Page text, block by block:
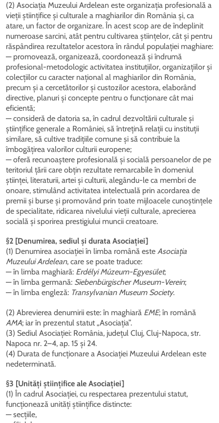
(2) Asociația Muzeului Ardelean este organizația profesională a
vieții științifice și culturale a maghiarilor din România și, ca
atare, un factor de organizare. În acest scop are de îndeplinit
numeroase sarcini, atât pentru cultivarea științelor, cât și pentru
răspândirea rezultatelor acestora în rândul populației maghiare:
— promovează, organizează, coordonează și îndrumă
profesional-metodologic activitatea instituțiilor, organizațiilor și
colecțiilor cu caracter național al maghiarilor din România,
precum și a cercetătorilor și custozilor acestora, elaborând
directive, planuri și concepte pentru o funcționare cât mai
eficientă;
— consideră de datoria sa, în cadrul dezvoltării culturale și
științifice generale a României, să întrețină relații cu instituții
similare, să cultive tradițiile comune și să contribuie la
îmbogățirea valorilor culturii europene;
— oferă recunoaștere profesională și socială persoanelor de pe
teritoriul țării care obțin rezultate remarcabile în domeniul
științei, literaturii, artei și culturii, alegându-le ca membri de
onoare, stimulând activitatea intelectuală prin acordarea de
premii și burse și promovând prin toate mijloacele cunoștințele
de specialitate, ridicarea nivelului vieții culturale, aprecierea
socială și sporirea prestigiului muncii creatoare.
§2 [Denumirea, sediul și durata Asociației]
(1) Denumirea asociației în limba română este Asociația
Muzeului Ardelean, care se poate traduce:
— în limba maghiară: Erdélyi Múzeum-Egyesület;
— în limba germană: Siebenbürgischer Museum-Verein;
— în limba engleză: Transylvanian Museum Society.
(2) Abrevierea denumirii este: în maghiară EME; în română
AMA; iar în prezentul statut „Asociația”.
(3) Sediul Asociației: România, județul Cluj, Cluj-Napoca, str.
Napoca nr. 2–4, ap. 15 și 24.
(4) Durata de funcționare a Asociației Muzeului Ardelean este
nedeterminată.
§3 [Unități științifice ale Asociației]
(1) În cadrul Asociației, cu respectarea prezentului statut,
funcționează unități științifice distincte:
— secțiile,